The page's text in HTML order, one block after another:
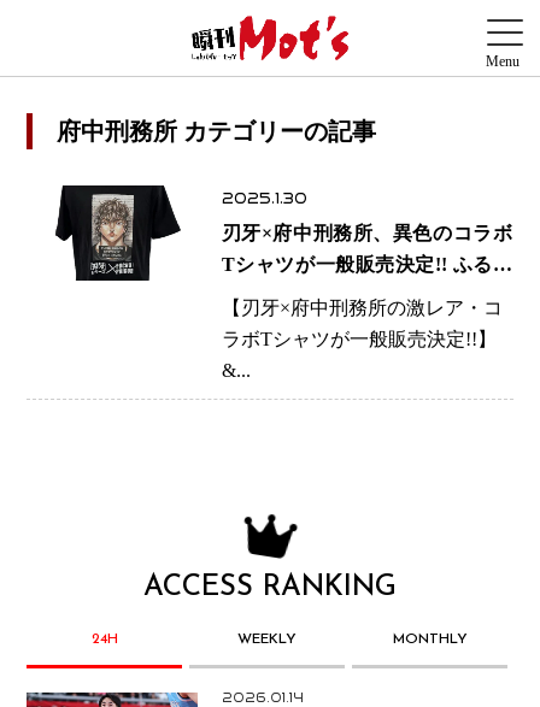
府中刑務所 カテゴリーの記事
2025.1.30
刃牙×府中刑務所、異色のコラボ
Tシャツが一般販売決定!! ふるさ
と納税限定から遂に抽選販売へ
【刃牙×府中刑務所の激レア・コ
ラボTシャツが一般販売決定!!】
&...
ACCESS RANKING
24H WEEKLY MONTHLY
2026.01.14